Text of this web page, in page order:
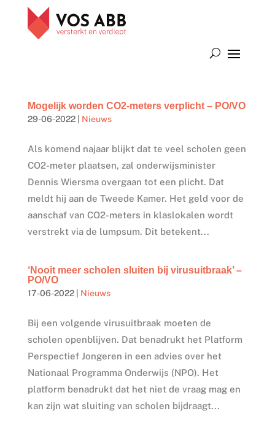
Mogelijk worden CO2-meters verplicht – PO/VO
29-06-2022| Nieuws
Als komend najaar blijkt dat te veel scholen geen
CO2-meter plaatsen, zal onderwijsminister
Dennis Wiersma overgaan tot een plicht. Dat
meldt hij aan de Tweede Kamer. Het geld voor de
aanschaf van CO2-meters in klaslokalen wordt
verstrekt via de lumpsum. Dit betekent...
‘Nooit meer scholen sluiten bij virusuitbraak’ –
PO/VO
17-06-2022| Nieuws
Bij een volgende virusuitbraak moeten de
scholen openblijven. Dat benadrukt het Platform
Perspectief Jongeren in een advies over het
Nationaal Programma Onderwijs (NPO). Het
platform benadrukt dat het niet de vraag mag en
kan zijn wat sluiting van scholen bijdraagt...